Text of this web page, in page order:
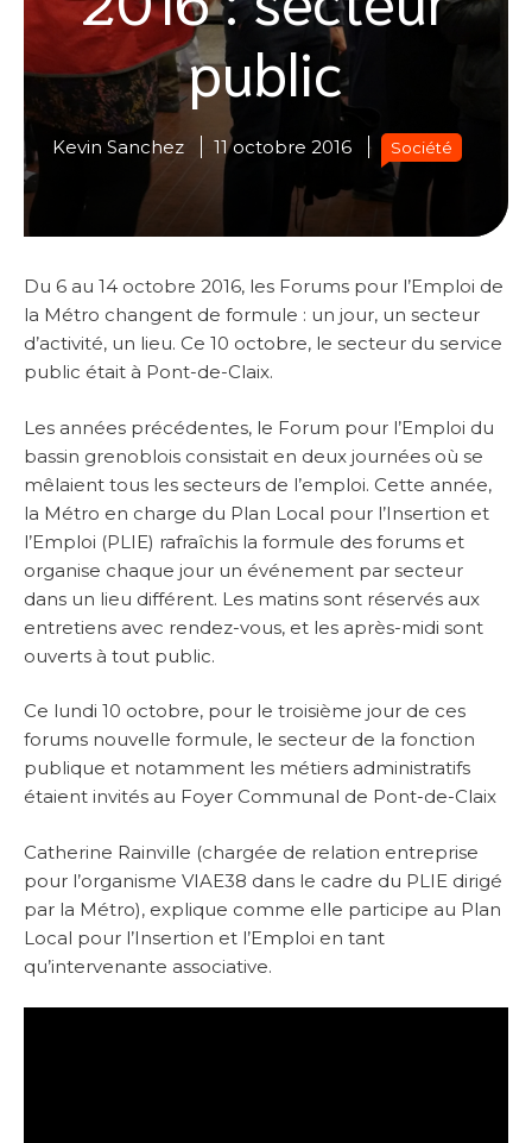
public
Kevin Sanchez 11 octobre 2016 Société
Du 6 au 14 octobre 2016, les Forums pour l’Emploi de
la Métro changent de formule : un jour, un secteur
d’activité, un lieu. Ce 10 octobre, le secteur du service
public était à Pont-de-Claix.
Les années précédentes, le Forum pour l’Emploi du
bassin grenoblois consistait en deux journées où se
mêlaient tous les secteurs de l’emploi. Cette année,
la Métro en charge du Plan Local pour l’Insertion et
l’Emploi (PLIE) rafraîchis la formule des forums et
organise chaque jour un événement par secteur
dans un lieu différent. Les matins sont réservés aux
entretiens avec rendez-vous, et les après-midi sont
ouverts à tout public.
Ce lundi 10 octobre, pour le troisième jour de ces
forums nouvelle formule, le secteur de la fonction
publique et notamment les métiers administratifs
étaient invités au Foyer Communal de Pont-de-Claix
Catherine Rainville (chargée de relation entreprise
pour l’organisme VIAE38 dans le cadre du PLIE dirigé
par la Métro), explique comme elle participe au Plan
Local pour l’Insertion et l’Emploi en tant
qu’intervenante associative.